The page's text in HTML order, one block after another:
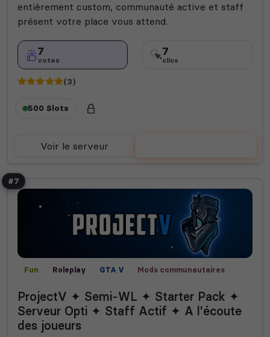
entièrement custom, communauté active et staff
présent votre place vous attend.
7
votes
7
clics
(3)
500 Slots
Voir le serveur
#7
Fun Roleplay GTA V
Mods communautaires
ProjectV ✦ Semi-WL ✦ Starter Pack ✦
Serveur Opti ✦ Staff Actif ✦ A l'écoute
des joueurs